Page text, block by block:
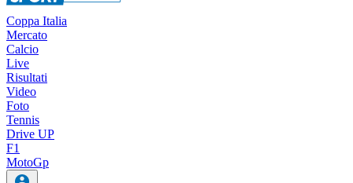
Coppa Italia
Mercato
Calcio
Live
Risultati
Video
Foto
Tennis
Drive UP
F1
MotoGp